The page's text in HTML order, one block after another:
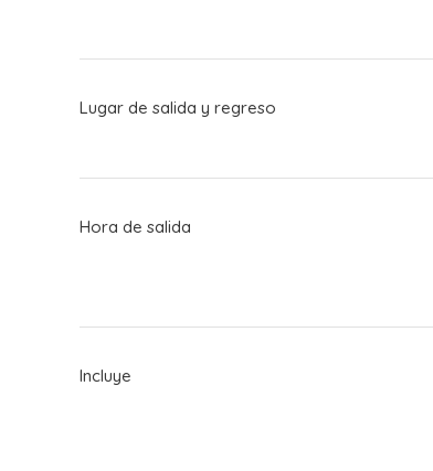
Lugar de salida y regreso
Hora de salida
Incluye